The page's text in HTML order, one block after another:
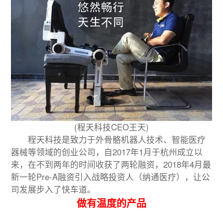
(程天科技CEO王天)
程天科技是致力于外骨骼机器人技术、智能医疗
器械等领域的创业公司，自2017年1月于杭州成立以
来，在不到两年的时间收获了两轮融资，2018年4月最
新一轮Pre-A融资引入战略投资人（纳通医疗），让公
司发展步入了快车道。
做有温度的产品